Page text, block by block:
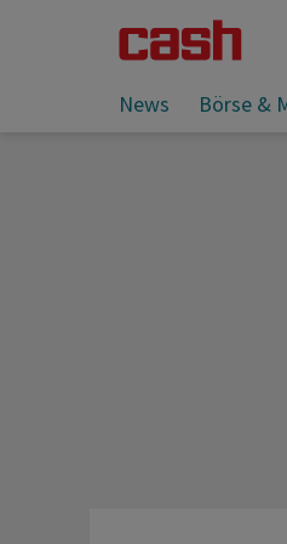
News Börse &